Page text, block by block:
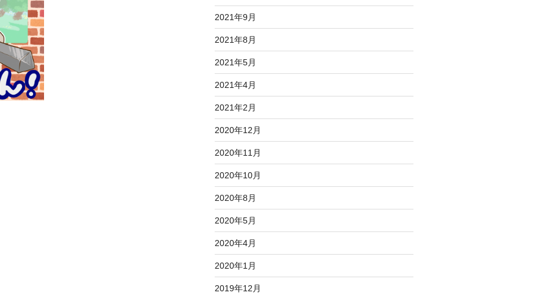
2021年9月
2021年8月
2021年5月
2021年4月
2021年2月
2020年12月
2020年11月
2020年10月
2020年8月
2020年5月
2020年4月
2020年1月
2019年12月